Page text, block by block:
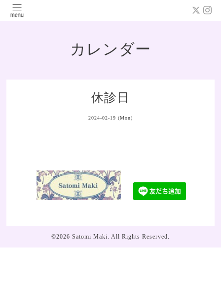
カレンダー
休診日
2024-02-19 (Mon)
©2026 Satomi Maki. All Rights Reserved.